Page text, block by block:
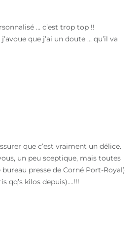
… c’est trop top !!
que j’ai un doute … qu’il va
que c’est vraiment un délice.
un peu sceptique, mais toutes
bureau presse de Corné Port-Royal)
qq’s kilos depuis)….!!!